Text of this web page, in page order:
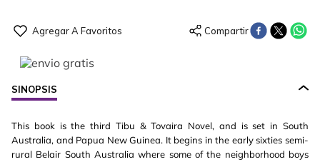
SINOPSIS
This book is the third Tibu & Tovaira Novel, and is set in South
Australia, and Papua New Guinea. It begins in the early sixties semi-
rural Belair South Australia where some of the neighborhood boys